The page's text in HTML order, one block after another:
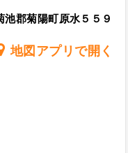
池郡菊陽町原水５５９
地図アプリで開く